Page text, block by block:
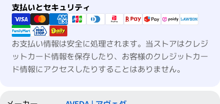
支払いとセキュリティ
支払い方法
お支払い情報は安全に処理されます。当ストアはクレジ
ットカード情報を保存したり、お客様のクレジットカー
ド情報にアクセスしたりすることはありません。